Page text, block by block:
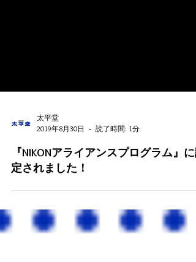
2019年8月30日
読了時間: 1分
『NIKONアライアンスプログラム』に
定されました！